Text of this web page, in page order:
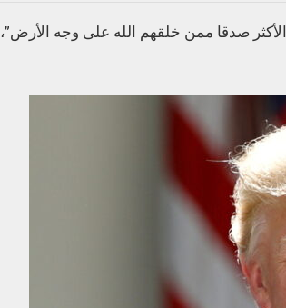
صدقا ممن خلقهم الله على وجه الأرض”،